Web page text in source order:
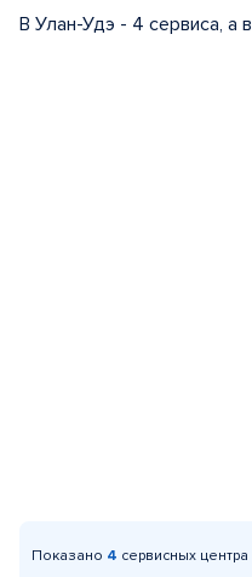
В Улан-Удэ - 4 сервиса, а
Показано 4 сервисных центра